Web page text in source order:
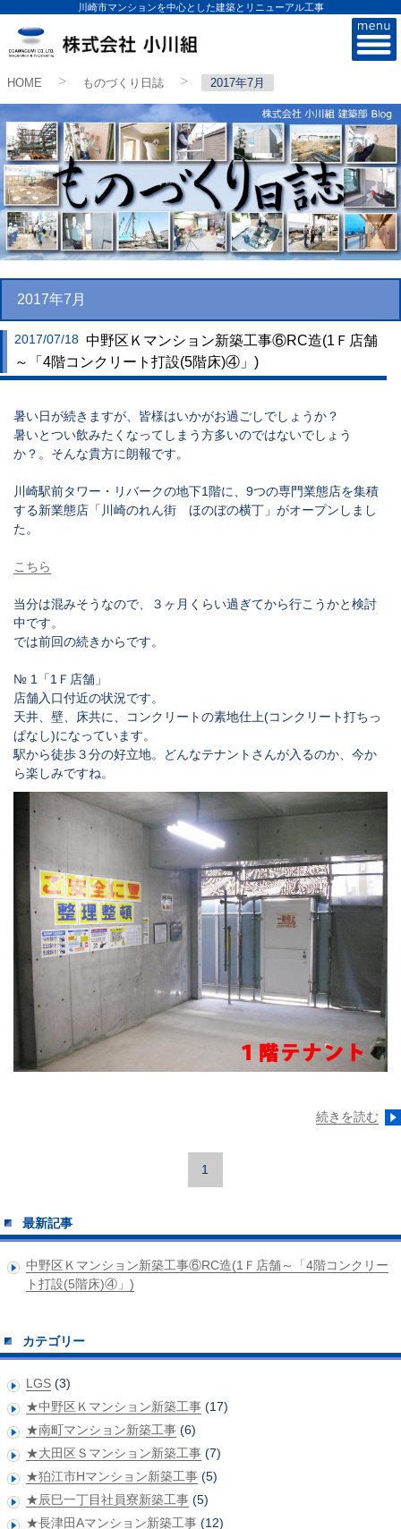
川崎市マンションを中心とした建築とリニューアル工事
HOME >ものづくり日誌 2017年7月
2017年7月
2017/07/18 中野区Ｋマンション新築工事⑥RC造(1Ｆ店舗
～「4階コンクリート打設(5階床)④」)
暑い日が続きますが、皆様はいかがお過ごしでしょうか？
暑いとつい飲みたくなってしまう方多いのではないでしょう
か？。そんな貴方に朗報です。
川崎駅前タワー・リバークの地下1階に、9つの専門業態店を集積
する新業態店「川崎のれん街 ほのぼの横丁」がオープンしまし
た。
こちら
当分は混みそうなので、３ヶ月くらい過ぎてから行こうかと検討
中です。
では前回の続きからです。
№ 1「1Ｆ店舗」
店舗入口付近の状況です。
天井、壁、床共に、コンクリートの素地仕上(コンクリート打ちっ
ぱなし)になっています。
駅から徒歩３分の好⽴地。どんなテナントさんが入るのか、今か
ら楽しみですね。
続きを読む
1
最新記事
中野区Ｋマンション新築工事⑥RC造(1Ｆ店舗～「4階コンクリー
ト打設(5階床)④」)
カテゴリー
LGS (3)
★中野区Ｋマンション新築工事 (17)
★南町マンション新築工事 (6)
★大田区Ｓマンション新築工事 (7)
★狛江市Hマンション新築工事 (5)
★辰巳一丁目社員寮新築工事 (5)
★長津田Aマンション新築工事 (12)